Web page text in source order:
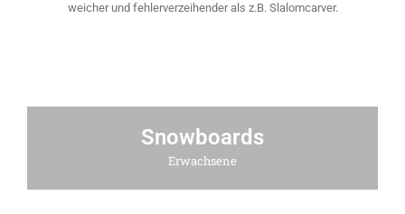
weicher und fehlerverzeihender als z.B. Slalomcarver.
Snowboards
Erwachsene